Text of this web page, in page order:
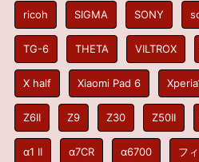
ricoh SIGMA SONY
TG-6 THETA VILTROX
X half Xiaomi Pad 6
Z6II Z9 Z30 Z50II
α1 II α7CR α6700 フ